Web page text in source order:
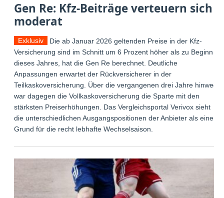
Gen Re: Kfz-Beiträge verteuern sich
moderat
Exklusiv
Die ab Januar 2026 geltenden Preise in der Kfz-
Versicherung sind im Schnitt um 6 Prozent höher als zu Beginn
dieses Jahres, hat die Gen Re berechnet. Deutliche
Anpassungen erwartet der Rückversicherer in der
Teilkaskoversicherung. Über die vergangenen drei Jahre hinweg
war dagegen die Vollkaskoversicherung die Sparte mit den
stärksten Preiserhöhungen. Das Vergleichsportal Verivox sieht
die unterschiedlichen Ausgangspositionen der Anbieter als einen
Grund für die recht lebhafte Wechselsaison.